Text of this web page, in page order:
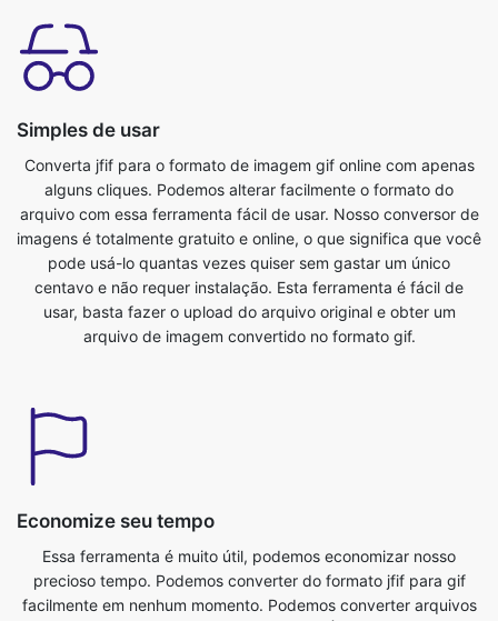
Simples de usar
Converta jfif para o formato de imagem gif online com apenas
alguns cliques. Podemos alterar facilmente o formato do
arquivo com essa ferramenta fácil de usar. Nosso conversor de
imagens é totalmente gratuito e online, o que significa que você
pode usá-lo quantas vezes quiser sem gastar um único
centavo e não requer instalação. Esta ferramenta é fácil de
usar, basta fazer o upload do arquivo original e obter um
arquivo de imagem convertido no formato gif.
Economize seu tempo
Essa ferramenta é muito útil, podemos economizar nosso
precioso tempo. Podemos converter do formato jfif para gif
facilmente em nenhum momento. Podemos converter arquivos
de imagem diretamente no navegador. É rápido, seguro e
gratuito. Não é necessária inscrição ou instalação. Para
converter a imagem do formato jfif para gif, primeiro você
precisa fazer o upload do arquivo jfif. Você pode fazer isso